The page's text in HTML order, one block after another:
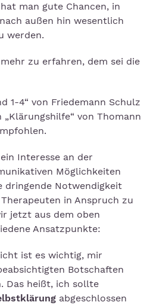
man gute Chancen, in
außen hin wesentlich
werden.
zu erfahren, dem sei die
1-4“ von Friedemann Schulz
von Thomann
Interesse an der
Möglichkeiten
dringende Notwendigkeit
in Anspruch zu
jetzt aus dem oben
Ansatzpunkte:
ist es wichtig, mir
Botschaften
Das heißt, ich sollte
abgeschlossen